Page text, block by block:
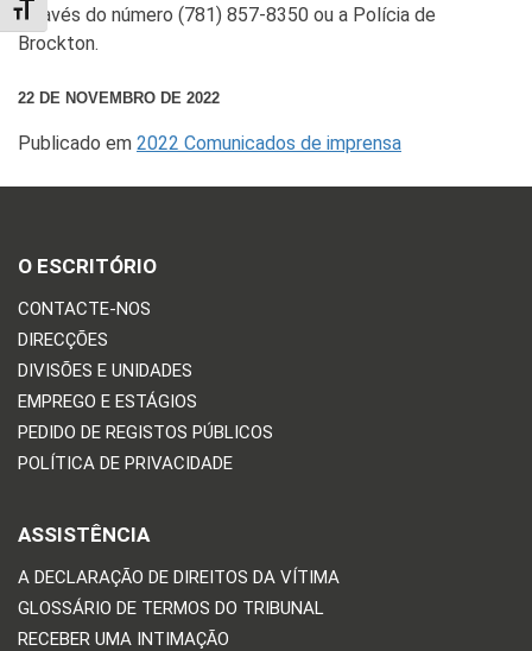
TOGGLE FONT SIZE
através do número (781) 857-8350 ou a Polícia de
Brockton.
22 DE NOVEMBRO DE 2022
Publicado em 2022 Comunicados de imprensa
O ESCRITÓRIO
CONTACTE-NOS
DIRECÇÕES
DIVISÕES E UNIDADES
EMPREGO E ESTÁGIOS
PEDIDO DE REGISTOS PÚBLICOS
POLÍTICA DE PRIVACIDADE
ASSISTÊNCIA
A DECLARAÇÃO DE DIREITOS DA VÍTIMA
GLOSSÁRIO DE TERMOS DO TRIBUNAL
RECEBER UMA INTIMAÇÃO